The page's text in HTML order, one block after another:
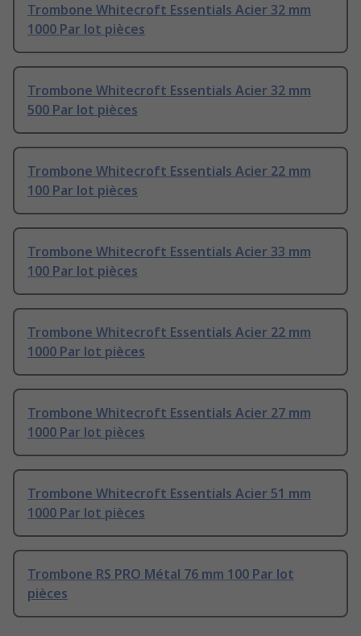
Trombone Whitecroft Essentials Acier 32 mm
1000 Par lot pièces
Trombone Whitecroft Essentials Acier 32 mm
500 Par lot pièces
Trombone Whitecroft Essentials Acier 22 mm
100 Par lot pièces
Trombone Whitecroft Essentials Acier 33 mm
100 Par lot pièces
Trombone Whitecroft Essentials Acier 22 mm
1000 Par lot pièces
Trombone Whitecroft Essentials Acier 27 mm
1000 Par lot pièces
Trombone Whitecroft Essentials Acier 51 mm
1000 Par lot pièces
Trombone RS PRO Métal 76 mm 100 Par lot
pièces